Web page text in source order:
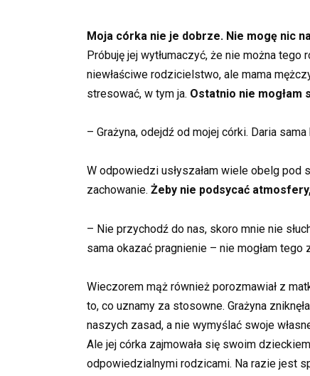
Moja córka nie je dobrze. Nie mogę nic
Próbuję jej wytłumaczyć, że nie można tego
niewłaściwe rodzicielstwo, ale mama
stresować, w tym ja. Ostatnio nie mogłam
– Grażyna, odejdź od mojej córki. Daria
W odpowiedzi usłyszałam wiele obelg pod
zachowanie. Żeby nie podsycać
– Nie przychodź do nas, skoro mnie nie
sama okazać pragnienie – nie mogłam tego
Wieczorem mąż również porozmawiał z
to, co uznamy za stosowne. Grażyna
naszych zasad, a nie wymyślać swoje
Ale jej córka zajmowała się swoim
odpowiedzialnymi rodzicami. Na razie jest